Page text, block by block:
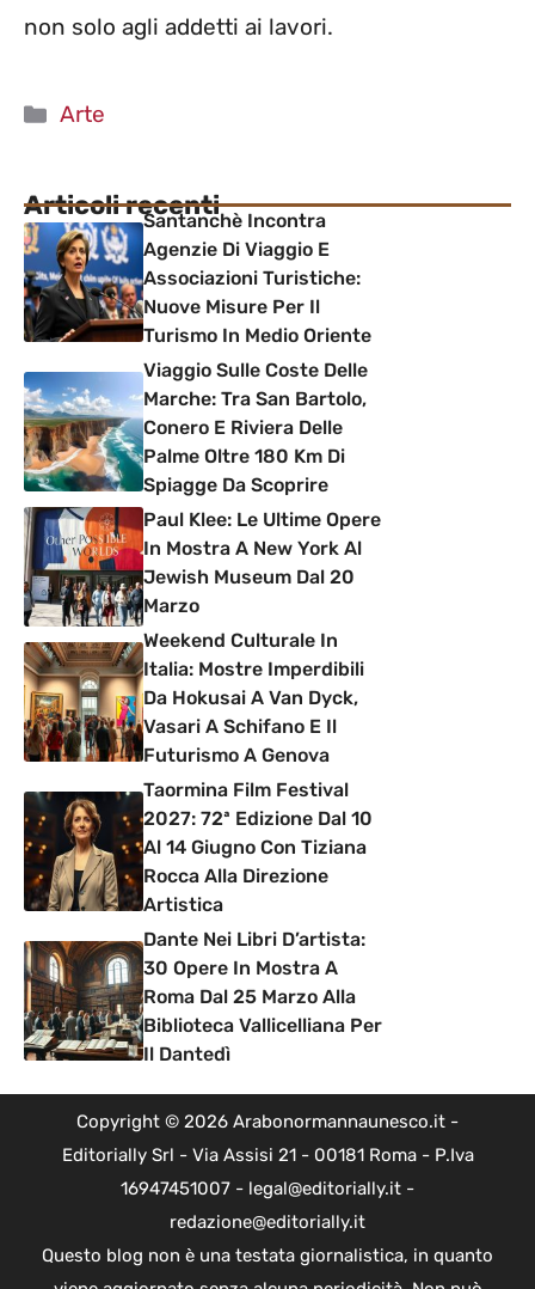
non solo agli addetti ai lavori.
Categorie
Arte
Articoli recentiSantanchè Incontra
Agenzie Di Viaggio E
Associazioni Turistiche:
Nuove Misure Per Il
Turismo In Medio Oriente
Viaggio Sulle Coste Delle
Marche: Tra San Bartolo,
Conero E Riviera Delle
Palme Oltre 180 Km Di
Spiagge Da Scoprire
Paul Klee: Le Ultime Opere
In Mostra A New York Al
Jewish Museum Dal 20
Marzo
Weekend Culturale In
Italia: Mostre Imperdibili
Da Hokusai A Van Dyck,
Vasari A Schifano E Il
Futurismo A Genova
Taormina Film Festival
2027: 72ª Edizione Dal 10
Al 14 Giugno Con Tiziana
Rocca Alla Direzione
Artistica
Dante Nei Libri D’artista:
30 Opere In Mostra A
Roma Dal 25 Marzo Alla
Biblioteca Vallicelliana Per
Il Dantedì
Copyright © 2026 Arabonormannaunesco.it -
Editorially Srl - Via Assisi 21 - 00181 Roma - P.Iva
16947451007 - legal@editorially.it -
redazione@editorially.it
Questo blog non è una testata giornalistica, in quanto